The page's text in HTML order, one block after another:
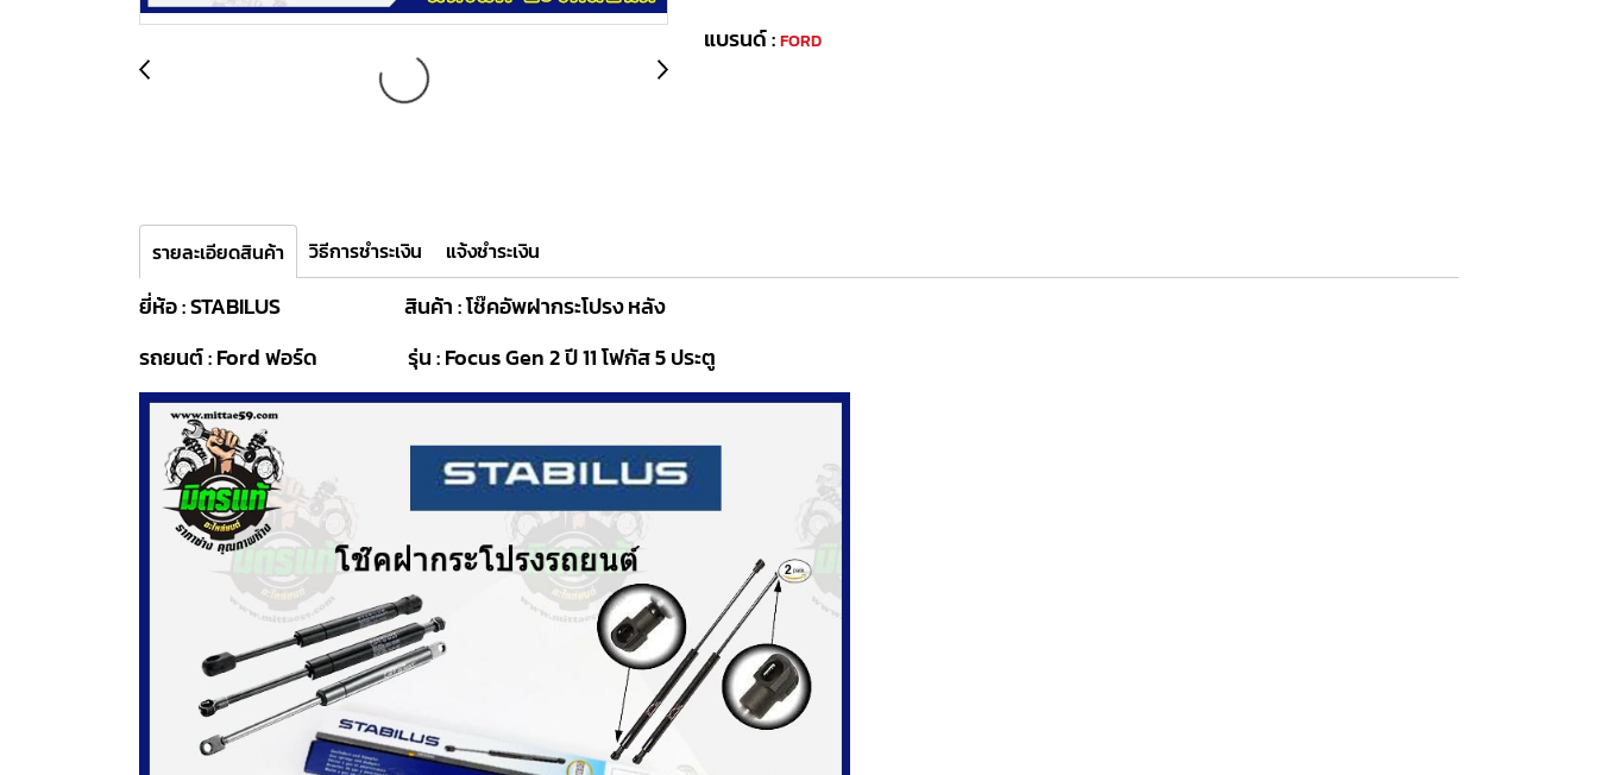
แบรนด์ :FORD
รายละเอียดสินค้า วิธีการชำระเงิน แจ้งชำระเงิน
ยี่ห้อ : STABILUS สินค้า : โช๊คอัพฝากระโปรง หลัง
รถยนต์ : Ford ฟอร์ด รุ่น : Focus Gen 2 ปี 11 โฟกัส 5 ประตู